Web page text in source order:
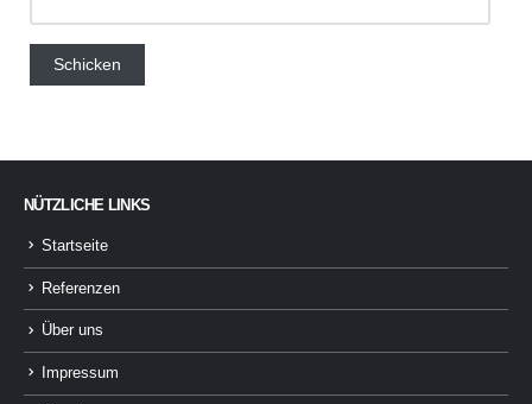
NÜTZLICHE LINKS
Startseite
Referenzen
Über uns
Impressum